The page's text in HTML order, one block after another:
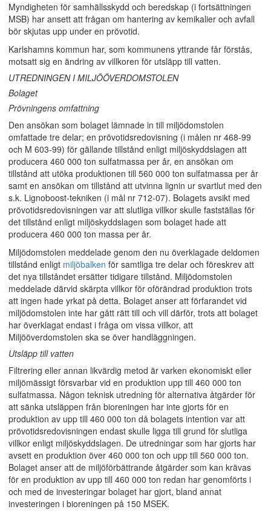
Myndigheten för samhällsskydd och beredskap (i fortsättningen
MSB) har ansett att frågan om hantering av kemikalier och avfall
bör skjutas upp under en prövotid.
Karlshamns kommun har, som kommunens yttrande får förstås,
motsatt sig en ändring av villkoren för utsläpp till vatten.
UTREDNINGEN I MILJÖÖVERDOMSTOLEN
Bolaget
Prövningens omfattning
Den ansökan som bolaget lämnade in till miljödomstolen
omfattade tre delar; en prövotidsredovisning (i målen nr 468-99
och M 603-99) för gällande tillstånd enligt miljöskyddslagen att
producera 460 000 ton sulfatmassa per år, en ansökan om
tillstånd att utöka produktionen till 560 000 ton sulfatmassa per år
samt en ansökan om tillstånd att utvinna lignin ur svartlut med den
s.k. Lignoboost-tekniken (i mål nr 712-07). Bolagets avsikt med
prövotidsredovisningen var att slutliga villkor skulle fastställas för
det tillstånd enligt miljöskyddslagen som bolaget hade att
producera 460 000 ton massa per år.
Miljödomstolen meddelade genom den nu överklagade deldomen
tillstånd enligt miljöbalken för samtliga tre delar och föreskrev att
det nya tillståndet ersätter tidigare tillstånd. Miljödomstolen
meddelade därvid skärpta villkor för oförändrad produktion trots
att ingen hade yrkat på detta. Bolaget anser att förfarandet vid
miljödomstolen inte har gått rätt till och vill därför, trots att bolaget
har överklagat endast i fråga om vissa villkor, att
Miljööverdomstolen ska se över handläggningen.
Utsläpp till vatten
Filtrering eller annan likvärdig metod är varken ekonomiskt eller
miljömässigt försvarbar vid en produktion upp till 460 000 ton
sulfatmassa. Någon teknisk utredning för alternativa åtgärder för
att sänka utsläppen från bioreningen har inte gjorts för en
produktion av upp till 460 000 ton då bolagets intention var att
prövotidsredovisningen endast skulle ligga till grund för slutliga
villkor enligt miljöskyddslagen. De utredningar som har gjorts har
avsett en produktion över 460 000 ton och upp till 560 000 ton.
Bolaget anser att de miljöförbättrande åtgärder som kan krävas
för en produktion av upp till 460 000 ton redan har genomförts i
och med de investeringar bolaget har gjort, bland annat
investeringen i bioreningen på 150 MSEK.